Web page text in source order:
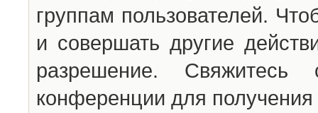
группам пользователей.
и совершать другие
разрешение. Свяжитесь
конференции для получения